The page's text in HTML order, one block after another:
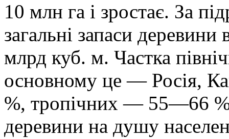
10 млн га і зростає. За
загальні запаси деревини
млрд куб. м. Частка
основному це — Росія,
%, тропічних — 55—66
деревини на душу